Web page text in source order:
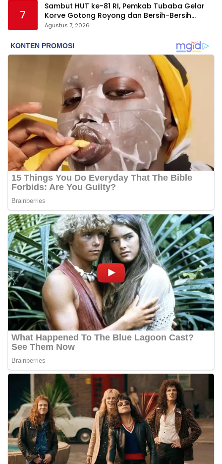
7
Sambut HUT ke-81 RI, Pemkab Tubaba Gelar
Korve Gotong Royong dan Bersih-Bersih
Serentak
Agustus 7, 2026